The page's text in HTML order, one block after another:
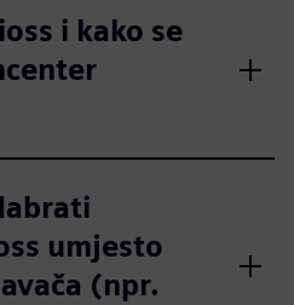
i kako se
umjesto
(npr.